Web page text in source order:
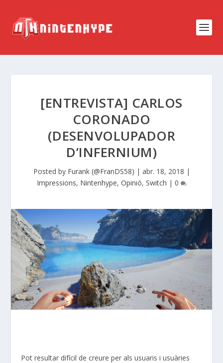
[ENTREVISTA] CARLOS
CORONADO
(DESENVOLUPADOR
D’INFERNIUM)
Posted by Furank (@FranDS58) | abr. 18, 2018 |
Impressions, Nintenhype, Opinió, Switch | 0
Pot resultar difícil de creure per als usuaris i usuàries